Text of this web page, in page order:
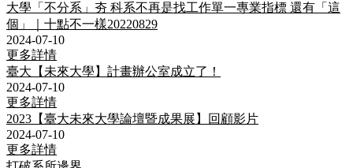
大學「不分系」夯 科系不再是找工作單一專業指標 還有「這
個」｜十點不一樣20220829
2024-07-10
更多詳情
臺大【未來大學】計畫辦公室成立了！
2024-07-10
更多詳情
2023【臺大未來大學論壇暨成果展】回顧影片
2024-07-10
更多詳情